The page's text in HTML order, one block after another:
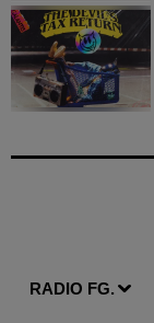
RADIO FG.